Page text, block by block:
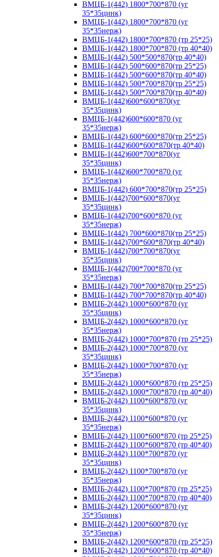
ВМЦБ-1(442) 1800*700*870 (уг
35*35цинк)
ВМЦБ-1(442) 1800*700*870 (уг
35*35нерж)
ВМЦБ-1(442) 1800*700*870 (тр 25*25)
ВМЦБ-1(442) 1800*700*870 (тр 40*40)
ВМЦБ-1(442) 500*500*870(тр 40*40)
ВМЦБ-1(442) 500*600*870(тр 25*25)
ВМЦБ-1(442) 500*600*870(тр 40*40)
ВМЦБ-1(442) 500*700*870(тр 25*25)
ВМЦБ-1(442) 500*700*870(тр 40*40)
ВМЦБ-1(442)600*600*870(уг
35*35цинк)
ВМЦБ-1(442)600*600*870 (уг
35*35нерж)
ВМЦБ-1(442) 600*600*870(тр 25*25)
ВМЦБ-1(442)600*600*870(тр 40*40)
ВМЦБ-1(442)600*700*870(уг
35*35цинк)
ВМЦБ-1(442)600*700*870 (уг
35*35нерж)
ВМЦБ-1(442) 600*700*870(тр 25*25)
ВМЦБ-1(442)700*600*870(уг
35*35цинк)
ВМЦБ-1(442)700*600*870 (уг
35*35нерж)
ВМЦБ-1(442) 700*600*870(тр 25*25)
ВМЦБ-1(442)700*600*870(тр 40*40)
ВМЦБ-1(442)700*700*870(уг
35*35цинк)
ВМЦБ-1(442)700*700*870 (уг
35*35нерж)
ВМЦБ-1(442) 700*700*870(тр 25*25)
ВМЦБ-1(442) 700*700*870(тр 40*40)
ВМЦБ-2(442) 1000*600*870 (уг
35*35цинк)
ВМЦБ-2(442) 1000*600*870 (уг
35*35нерж)
ВМЦБ-2(442) 1000*700*870 (тр 25*25)
ВМЦБ-2(442) 1000*700*870 (уг
35*35цинк)
ВМЦБ-2(442) 1000*700*870 (уг
35*35нерж)
ВМЦБ-2(442) 1000*600*870 (тр 25*25)
ВМЦБ-2(442) 1000*700*870 (тр 40*40)
ВМЦБ-2(442) 1100*600*870 (уг
35*35цинк)
ВМЦБ-2(442) 1100*600*870 (уг
35*35нерж)
ВМЦБ-2(442) 1100*600*870 (тр 25*25)
ВМЦБ-2(442) 1100*600*870 (тр 40*40)
ВМЦБ-2(442) 1100*700*870 (уг
35*35цинк)
ВМЦБ-2(442) 1100*700*870 (уг
35*35нерж)
ВМЦБ-2(442) 1100*700*870 (тр 25*25)
ВМЦБ-2(442) 1100*700*870 (тр 40*40)
ВМЦБ-2(442) 1200*600*870 (уг
35*35цинк)
ВМЦБ-2(442) 1200*600*870 (уг
35*35нерж)
ВМЦБ-2(442) 1200*600*870 (тр 25*25)
ВМЦБ-2(442) 1200*600*870 (тр 40*40)